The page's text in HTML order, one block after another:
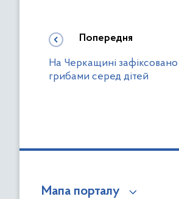
Попередня
На Черкащині
грибами серед дітей
Мапа порталу